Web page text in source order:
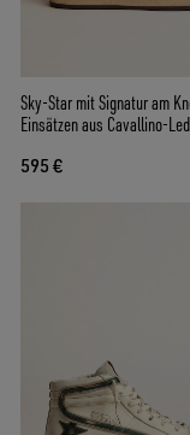
Sky-Star mit Signatur am
Einsätzen aus Cavallino-
595 €